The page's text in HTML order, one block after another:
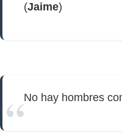
(Jaime)
No hay hombres